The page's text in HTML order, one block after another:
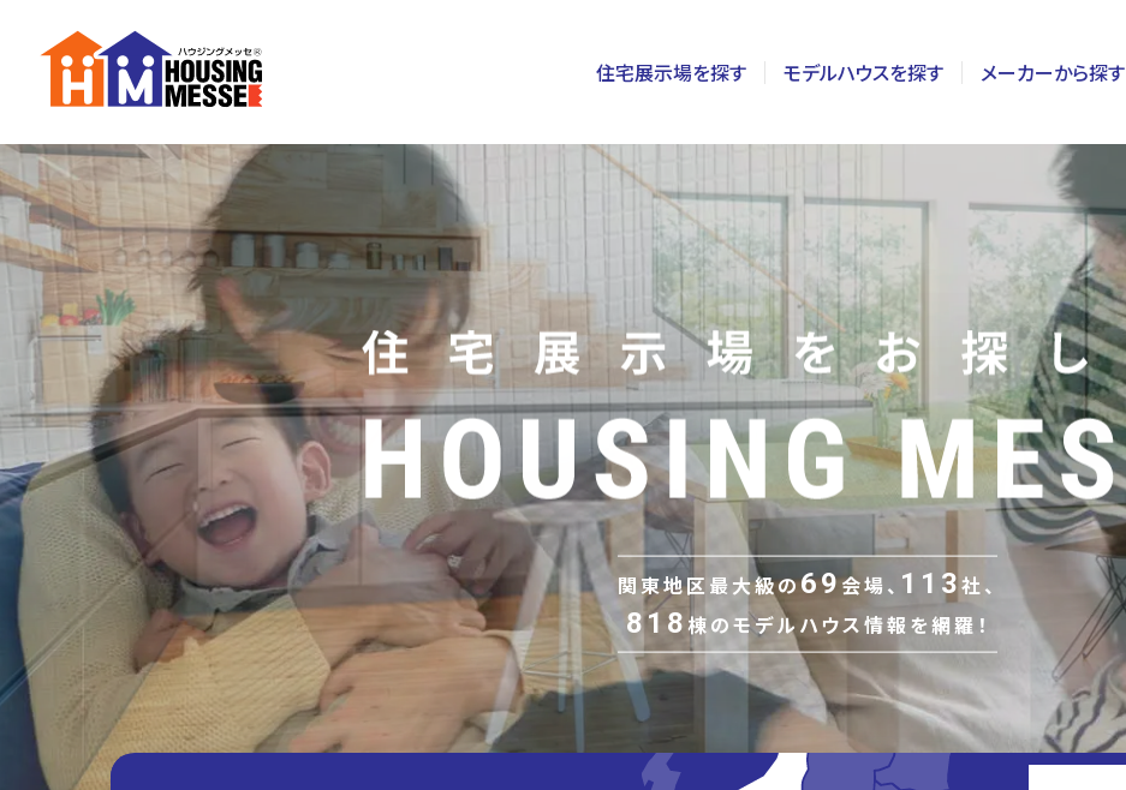
住宅展示場を探す
東京
神奈川
埼玉
群馬
山梨
静岡
新潟
富山
モデルハウスを探す メーカーから探す
関東地区最大級の69会場、 113社、
818棟のモデルハウス情報を網羅！